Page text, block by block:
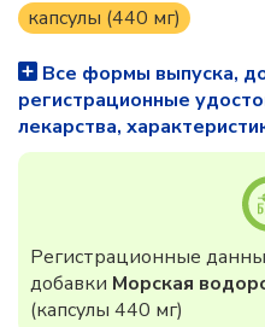
капсулы (440 мг)
Все формы выпуска,
регистрационные
лекарства,
Регистрационные
добавки Морская
(капсулы 440 мг)